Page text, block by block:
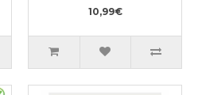
10,99€